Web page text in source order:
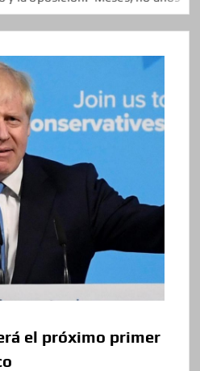
el próximo primer